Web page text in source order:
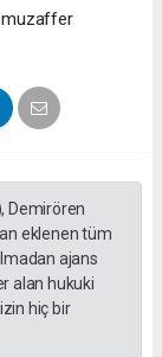
muzaffer
Demirören
eklenen tüm
ajans
alan hukuki
hiç bir